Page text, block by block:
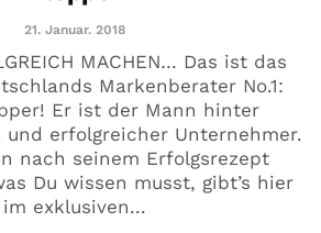
21. Januar. 2018
MACHEN… Das ist das
Markenberater No.1:
Er ist der Mann hinter
und erfolgreicher Unternehmer.
nach seinem Erfolgsrezept
Du wissen musst, gibt’s hier
im exklusiven...
der
Woche Viele Leser
Fragen. Vielleicht